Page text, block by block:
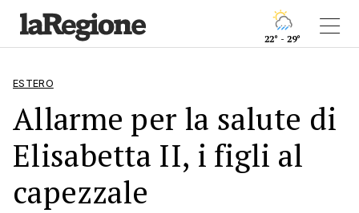
22° - 29°
ESTERO
Allarme per la salute di
Elisabetta II, i figli al
capezzale